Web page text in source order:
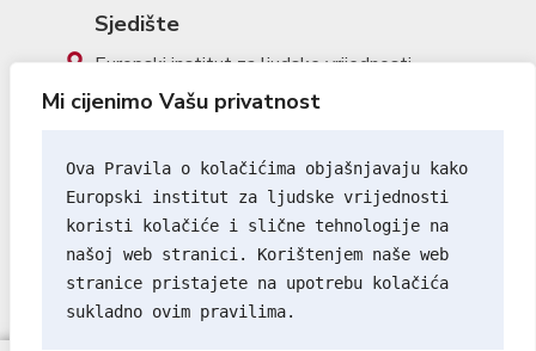
Mi cijenimo Vašu privatnost
Ova Pravila o kolačićima objašnjavaju kako
Europski institut za ljudske vrijednosti
koristi kolačiće i slične tehnologije na
našoj web stranici. Korištenjem naše web
stranice pristajete na upotrebu kolačića
sukladno ovim pravilima.
Sjedište
Europski institut za ljudske vrijednosti
Kulići 7, 51216 Viškovo, Croatia
IG FB
YT
Uvjeti korištenja
Politika privatnosti